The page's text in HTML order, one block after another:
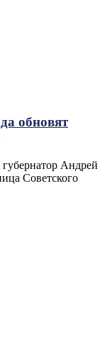
обновят
Андрей
Советского